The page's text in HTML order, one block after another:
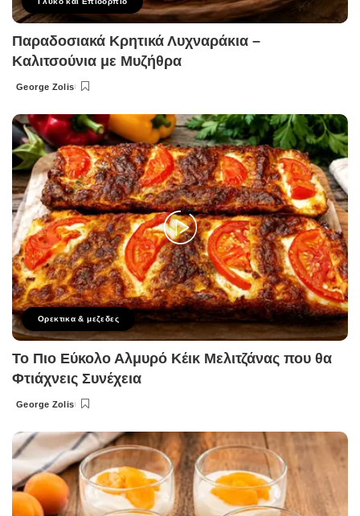
Παραδοσιακά Κρητικά Λυχναράκια –
Καλιτσούνια με Μυζήθρα
Posted
George Zolis
Ορεκτικα & μεζεδες
Το Πιο Εύκολο Αλμυρό Κέικ Μελιτζάνας που θα
Φτιάχνεις Συνέχεια
Posted
George Zolis